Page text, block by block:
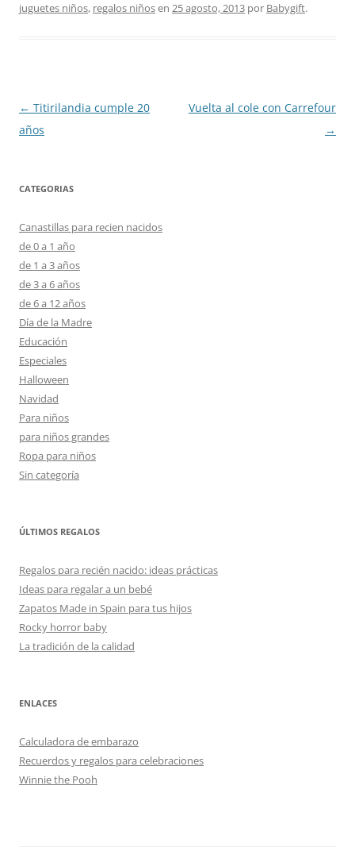
juguetes niños, regalos niñosen 25 agosto, 2013 por Babygift.
Navegación
de
← Titirilandia cumple 20
años
Vuelta al cole con Carrefour
→
CATEGORIAS
Canastillas para recien nacidos
de 0 a 1 año
de 1 a 3 años
de 3 a 6 años
de 6 a 12 años
Día de la Madre
Educación
Especiales
Halloween
Navidad
Para niños
para niños grandes
Ropa para niños
Sin categoría
ÚLTIMOS REGALOS
Regalos para recién nacido: ideas prácticas
Ideas para regalar a un bebé
Zapatos Made in Spain para tus hijos
Rocky horror baby
La tradición de la calidad
ENLACES
Calculadora de embarazo
Recuerdos y regalos para celebraciones
Winnie the Pooh